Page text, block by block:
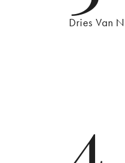
Dries Van
4